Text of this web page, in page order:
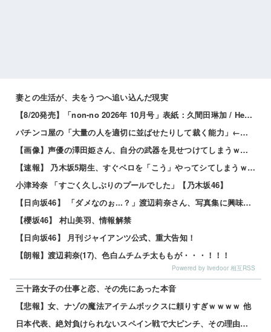
妻との生活が、夫をうつへ追い込んだ現実
【8/20発売】「non-no 2026年 10月号」表紙：久間田琳加 / Hearts2Hearts
パチンコ屋の「大量の人を適切に並ばせたりして裁く能力」←これガチで凄いよなｗｗｗ
【画像】声優の澤田姫さん、自分の武器を見せつけてしまうｗｗｗｗ
【速報】 乃木坂5期生、すぐベロを「こう」やってシてしまうｗｗｗｗｗｗ
小津玲奈 「すごく久しぶりのプールでした」【乃木坂46】
【日向坂46】 「ダメなのぉ...？」渡辺莉奈さん、写真集に興味津々
【櫻坂46】 村山美羽、情報解禁
【日向坂46】 月刊ジャイアンツ公式、重大告知！
【朗報】渡辺莉奈(17)、色白ムチムチ太ももが・・・！！！
Powered by livedoor 相互RSS
三十路女子の仕事と恋、その先にあった本音
【悲報】女、ナゾの魔法アイテムボックスに頼りすぎｗｗｗｗ 他
日本代表、絶対負けられないスペイン戦で大ピンチ、その理由がこれｗｗｗｗ 他